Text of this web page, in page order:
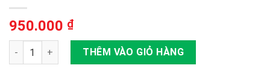
950.000 ₫
Bàn sofa BSF404 số lượngTHÊM VÀO GIỎ HÀNG